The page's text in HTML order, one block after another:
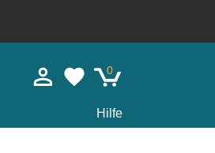
0
Hilfe